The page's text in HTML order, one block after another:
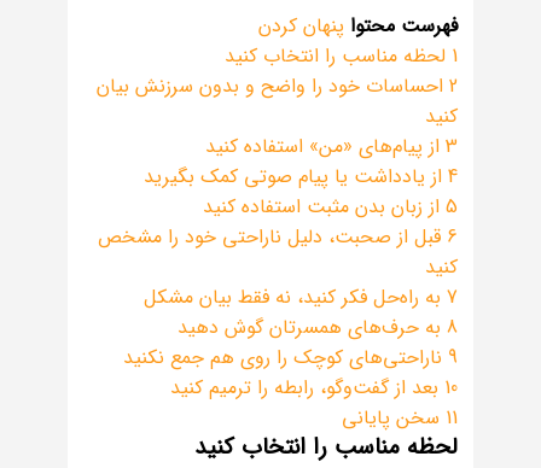
فهرست محتوا پنهان کردن
1 لحظه مناسب را انتخاب کنید
2 احساسات خود را واضح و بدون سرزنش بیان
کنید
3 از پیام‌های «من» استفاده کنید
4 از یادداشت یا پیام صوتی کمک بگیرید
5 از زبان بدن مثبت استفاده کنید
6 قبل از صحبت، دلیل ناراحتی خود را مشخص
کنید
7 به راه‌حل فکر کنید، نه فقط بیان مشکل
8 به حرف‌های همسرتان گوش دهید
9 ناراحتی‌های کوچک را روی هم جمع نکنید
10 بعد از گفت‌وگو، رابطه را ترمیم کنید
11 سخن پایانی
لحظه مناسب را انتخاب کنید